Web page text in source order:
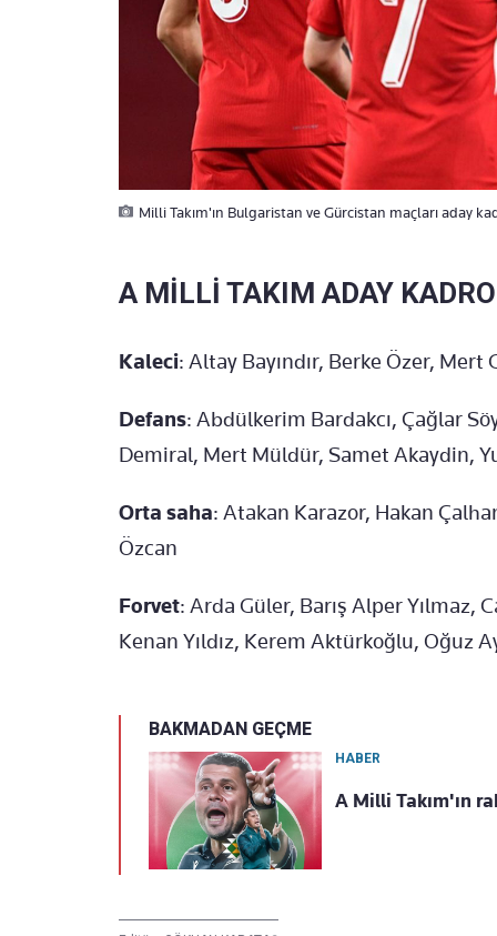
Milli Takım'ın Bulgaristan ve Gürcistan maçları aday
A MİLLİ TAKIM ADAY
Kaleci: Altay Bayındır, Berke Özer, Mert
Defans: Abdülkerim Bardakcı, Çağlar
Demiral, Mert Müldür, Samet Akaydin,
Orta saha: Atakan Karazor, Hakan
Özcan
Forvet: Arda Güler, Barış Alper Yılmaz,
Kenan Yıldız, Kerem Aktürkoğlu, Oğuz
BAKMADAN GEÇME
HABER
A Milli Takım'ın